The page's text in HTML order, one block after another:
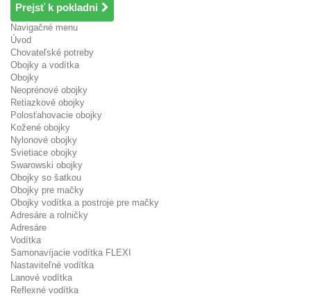
Prejsť k pokladni
Navigačné menu
Úvod
Chovateľské potreby
Obojky a vodítka
Obojky
Neoprénové obojky
Retiazkové obojky
Polosťahovacie obojky
Kožené obojky
Nylonové obojky
Svietiace obojky
Swarowski obojky
Obojky so šatkou
Obojky pre mačky
Obojky vodítka a postroje pre mačky
Adresáre a rolničky
Adresáre
Vodítka
Samonavíjacie vodítka FLEXI
Nastaviteľné vodítka
Lanové vodítka
Reflexné vodítka